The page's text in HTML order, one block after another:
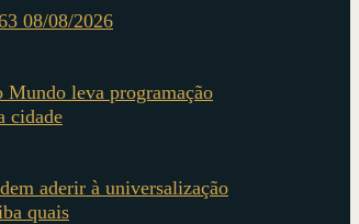
08/08/2026
leva programação
cidade
aderir à universalização
quais